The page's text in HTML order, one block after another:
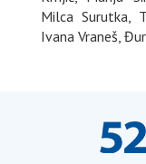
Milca Surutka,
Ivana Vraneš,